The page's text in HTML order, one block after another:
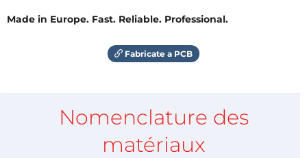
Made in Europe. Fast. Reliable. Professional.
Fabricate a PCB
Nomenclature des
matériaux